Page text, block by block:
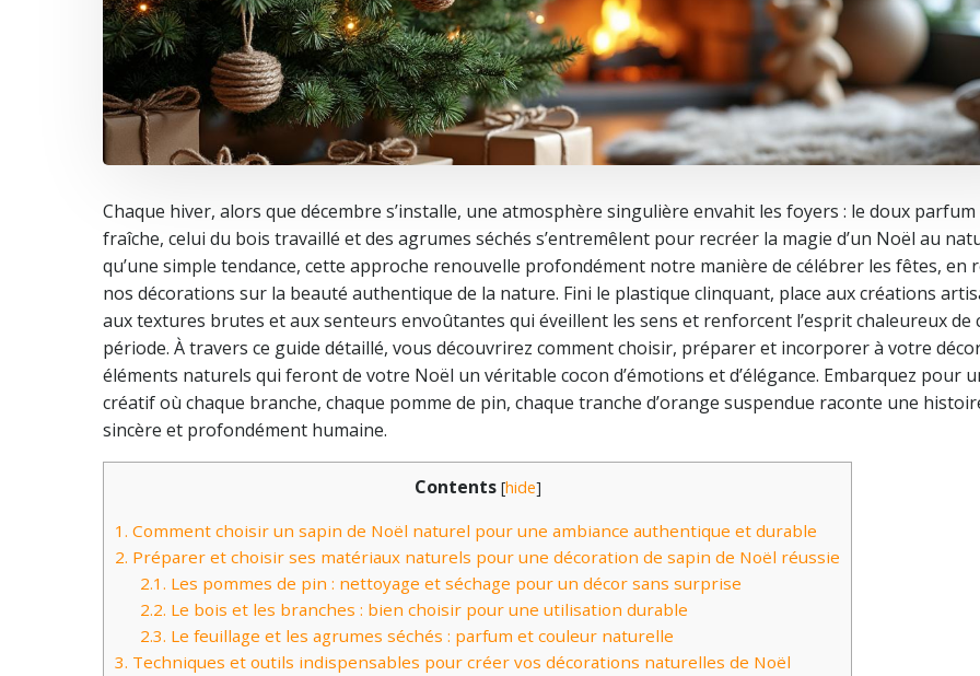
Chaque hiver, alors que décembre s’installe, une atmosphère singulière envahit les foyers : le doux parfum
fraîche, celui du bois travaillé et des agrumes séchés s’entremêlent pour recréer la magie d’un Noël au
qu’une simple tendance, cette approche renouvelle profondément notre manière de célébrer les fêtes, en
nos décorations sur la beauté authentique de la nature. Fini le plastique clinquant, place aux créations
aux textures brutes et aux senteurs envoûtantes qui éveillent les sens et renforcent l’esprit chaleureux de
période. À travers ce guide détaillé, vous découvrirez comment choisir, préparer et incorporer à votre
éléments naturels qui feront de votre Noël un véritable cocon d’émotions et d’élégance. Embarquez pour
créatif où chaque branche, chaque pomme de pin, chaque tranche d’orange suspendue raconte une
sincère et profondément humaine.
Contents [hide]
1. Comment choisir un sapin de Noël naturel pour une ambiance authentique et durable
2. Préparer et choisir ses matériaux naturels pour une décoration de sapin de Noël réussie
2.1. Les pommes de pin : nettoyage et séchage pour un décor sans surprise
2.2. Le bois et les branches : bien choisir pour une utilisation durable
2.3. Le feuillage et les agrumes séchés : parfum et couleur naturelle
3. Techniques et outils indispensables pour créer vos décorations naturelles de Noël